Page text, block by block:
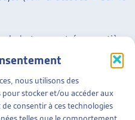
nous utilisons des
stocker et/ou accéder aux
consentir à ces technologies
n’est pas entré en matière
18.455qui visait à accorder la
une activité lucrative
du contrat conclu entre les
liquidé. Pour rappel,